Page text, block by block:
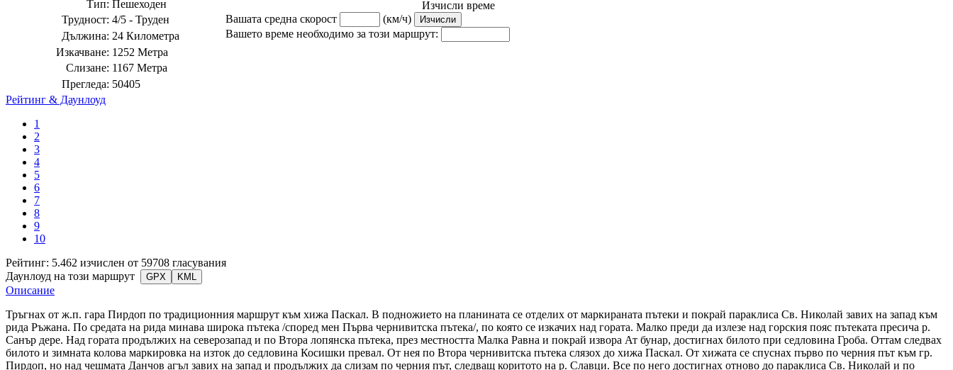
Изчисли време
Вашата средна скорост
(км/ч)
Вашето време необходимо за този маршрут:
Тип: Пешеходен
Трудност: 4/5 - Труден
Дължина: 24 Километра
Изкачване: 1252 Метра
Слизане: 1167 Метра
Прегледа: 50405
Рейтинг & Даунлоуд
1
2
3
4
5
6
7
8
9
10
Рейтинг: 5.462 изчислен от 59708 гласувания
Даунлоуд на този маршрут
GPX KML
Описание
Тръгнах от ж.п. гара Пирдоп по традиционния маршрут към хижа Паскал. В подножието на планината се отделих от маркираната пътеки и покрай параклиса Св. Николай завих на запад към
рида Ръжана. По средата на рида минава широка пътека /според мен Първа чернивитска пътека/, по която се изкачих над гората. Малко преди да излезе над горския пояс пътеката пресича р.
Санър дере. Над гората продължих на северозапад и по Втора лопянска пътека, през местността Малка Равна и покрай извора Ат бунар, достигнах билото при седловина Гроба. Оттам следвах
билото и зимната колова маркировка на изток до седловина Косишки превал. От нея по Втора чернивитска пътека слязох до хижа Паскал. От хижата се спуснах първо по черния път към гр.
Пирдоп, но над чешмата Данчов агъл завих на запад и продължих да слизам по черния път, следващ коритото на р. Славци. Все по него достигнах отново до параклиса Св. Николай и по